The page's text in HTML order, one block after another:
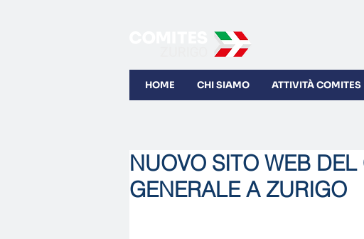
HOME CHI SIAMO ATTIVITÀ COMITES
NUOVO SITO WEB
GENERALE A ZURIGO